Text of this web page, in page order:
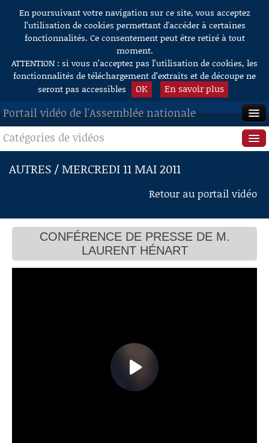
Aller au contenu
En poursuivant votre navigation sur ce site, vous acceptez
l’utilisation de cookies permettant d'accéder à certaines
fonctionnalités. Ce consentement peut être retiré à tout
moment.
ATTENTION : si vous n’acceptez pas l’utilisation de cookies, les
fonctionnalités de téléchargement d’extraits et de découpe ne
seront pas accessibles
OK En savoir plus
Portail vidéo de l'Assemblée nationale
ACCUEIL
EN DIRECT
RECHERCHE
AIDE À LA DÉCOUPE
DE VIDÉOS
Catégories de vidéos
Séance publique
Questions au Gouvernement
Commissions
Présidence
Évènements
AUTRES / MERCREDI 11 MAI 2011
Retour au portail vidéo
CONFÉRENCE DE PRESSE DE M.
LAURENT HÉNART